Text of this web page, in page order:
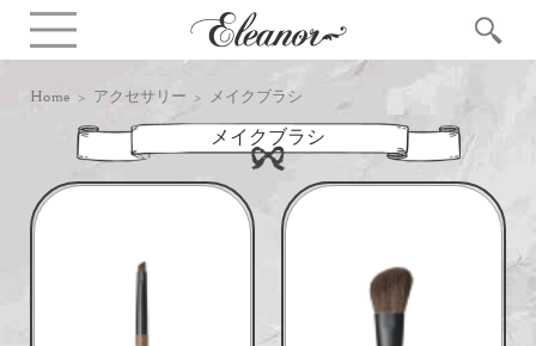
Home > アクセサリー > メイクブラシ
メイクブラシ